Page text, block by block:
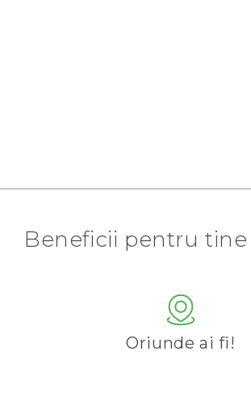
Beneficii pentru tine
Oriunde ai fi!